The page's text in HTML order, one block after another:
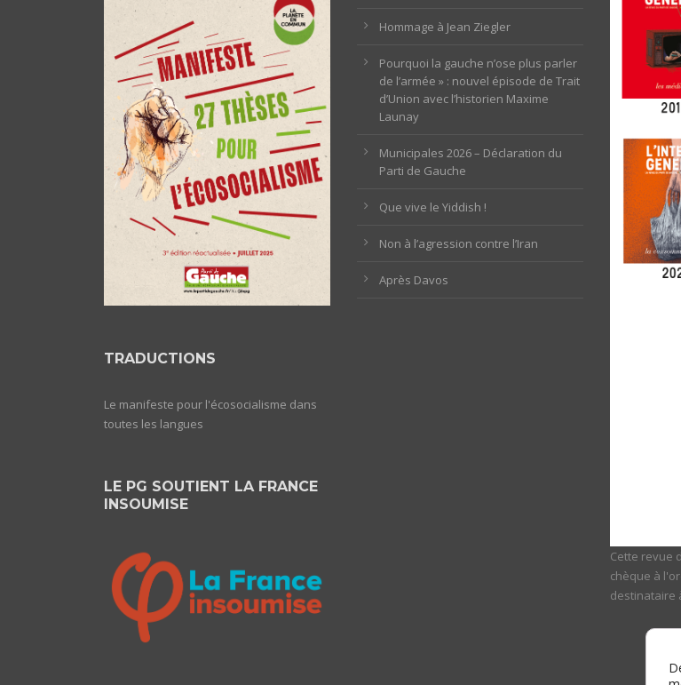
TRADUCTIONS
Le manifeste pour l'écosocialisme dans
toutes les langues
LE PG SOUTIENT LA FRANCE
INSOUMISE
Hommage à Jean Ziegler
Pourquoi la gauche n’ose plus parler
de l’armée » : nouvel épisode de Trait
d’Union avec l’historien Maxime
Launay
Municipales 2026 – Déclaration du
Parti de Gauche
Que vive le Yiddish !
Non à l’agression contre l’Iran
Après Davos
Cette revue
chèque à
destinataire